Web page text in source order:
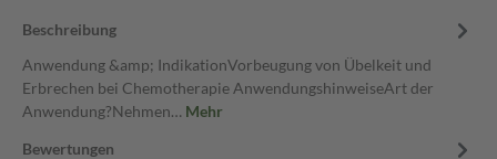
Beschreibung
Anwendung &amp; IndikationVorbeugung von Übelkeit und
Erbrechen bei Chemotherapie AnwendungshinweiseArt der
Anwendung?Nehmen… Mehr
Bewertungen